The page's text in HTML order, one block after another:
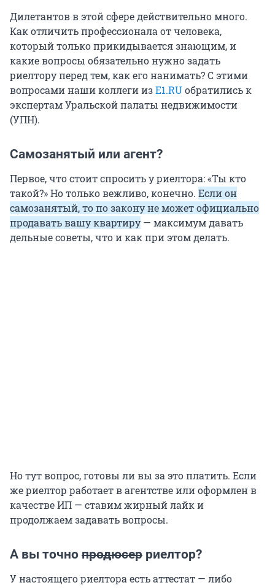
Дилетантов в этой сфере действительно много.
Как отличить профессионала от человека,
который только прикидывается знающим, и
какие вопросы обязательно нужно задать
риелтору перед тем, как его нанимать? С этими
вопросами наши коллеги изE1.RUобратились к
экспертам Уральской палаты недвижимости
(УПН).
Самозанятый или агент?
Первое, что стоит спросить у риелтора: «Ты кто
такой?» Но только вежливо, конечно. Если он
самозанятый, то по закону не может официально
продавать вашу квартиру— максимум давать
дельные советы, что и как при этом делать.
Но тут вопрос, готовы ли вы за это платить. Если
же риелтор работает в агентстве или оформлен в
качестве ИП — ставим жирный лайк и
продолжаем задавать вопросы.
А вы точно продюсер риелтор?
У настоящего риелтора есть аттестат — либо